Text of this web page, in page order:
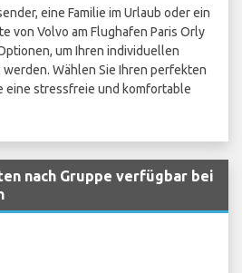
eine Familie im Urlaub oder ein
von Volvo am Flughafen Paris Orly
um Ihren individuellen
Wählen Sie Ihren perfekten
eine stressfreie und komfortable
nach Gruppe verfügbar bei